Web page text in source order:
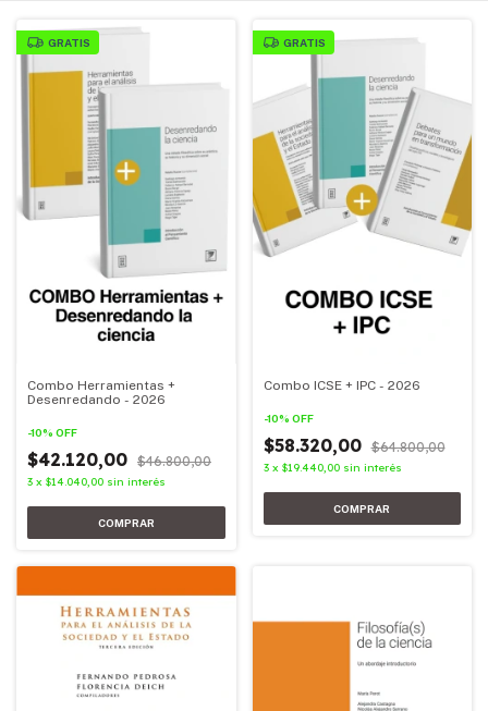
GRATIS
Combo Herramientas +
Desenredando - 2026
-10% OFF
$42.120,00 $46.800,00
3 x $14.040,00 sin interés
GRATIS
Combo ICSE + IPC - 2026
-10% OFF
$58.320,00 $64.800,00
3 x $19.440,00 sin interés